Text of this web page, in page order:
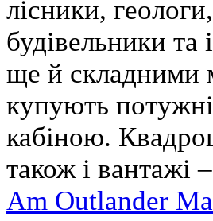
лісники,
будівельники та
ще й складними
купують
кабіною.
також і вантажі
Am Outlander